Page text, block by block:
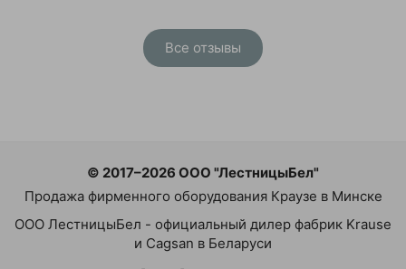
Все отзывы
© 2017–2026 ООО "ЛестницыБел"
Продажа фирменного оборудования Краузе в Минске
ООО ЛестницыБел - официальный дилер фабрик Krause
и Cagsan в Беларуси